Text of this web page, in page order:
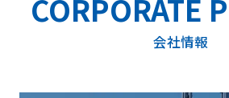
IRニュース
株価情報
株主の皆様へ ～メッセージ～
株式について
株主総会
IRカレンダー
コーポレートガバナンス
会社情報